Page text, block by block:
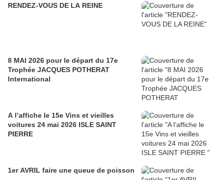
RENDEZ-VOUS DE LA REINE
8 MAI 2026 pour le départ du 17e
Trophée JACQUES POTHERAT
International
A l’affiche le 15e Vins et vieilles
voitures 24 mai 2026 ISLE SAINT
PIERRE
1er AVRIL faire une queue de poisson